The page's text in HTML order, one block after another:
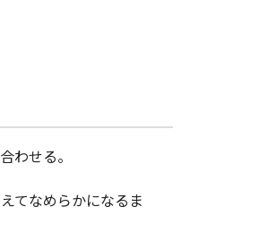
わせる。
てなめらかになるま